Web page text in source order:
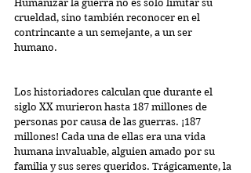
Humanizar la guerra no es solo limitar su
crueldad, sino también reconocer en el
contrincante a un semejante, a un ser
humano.
Los historiadores calculan que durante el
siglo XX murieron hasta 187 millones de
personas por causa de las guerras. ¡187
millones! Cada una de ellas era una vida
humana invaluable, alguien amado por su
familia y sus seres queridos. Trágicamente, la